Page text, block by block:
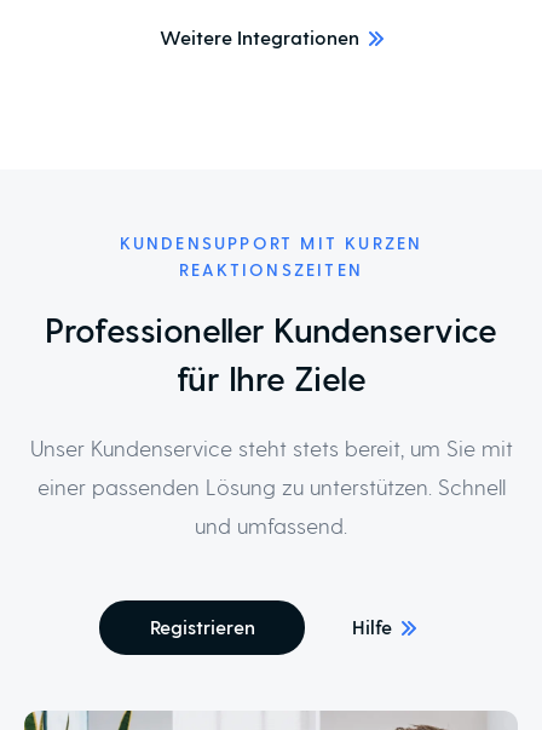
Weitere Integrationen
KUNDENSUPPORT MIT KURZEN
REAKTIONSZEITEN
Professioneller Kundenservice
für Ihre Ziele
Unser Kundenservice steht stets bereit, um Sie mit
einer passenden Lösung zu unterstützen. Schnell
und umfassend.
Registrieren Hilfe